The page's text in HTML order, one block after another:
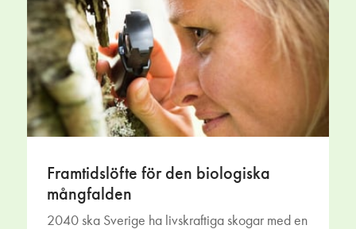
Framtidslöfte för den biologiska
mångfalden
2040 ska Sverige ha livskraftiga skogar med en